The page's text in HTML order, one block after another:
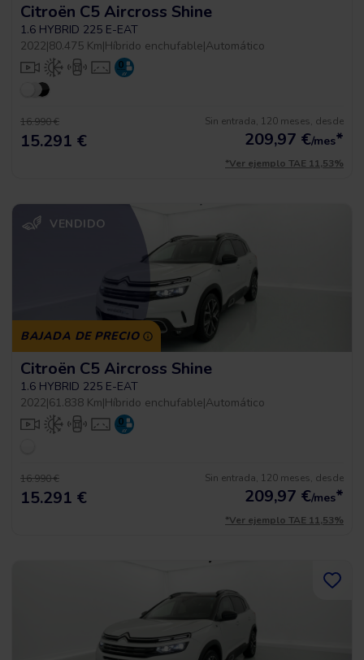
Citroën C5 Aircross Shine
1.6 HYBRID 225 E-EAT
2022|80.475 Km|Híbrido enchufable|Automático
16.990 €
15.291 €
Sin entrada, 120 meses, desde
209,97 €/mes*
*Ver ejemplo TAE 11,53%
VENDIDO
BAJADA DE PRECIO
Citroën C5 Aircross Shine
1.6 HYBRID 225 E-EAT
2022|61.838 Km|Híbrido enchufable|Automático
16.990 €
15.291 €
Sin entrada, 120 meses, desde
209,97 €/mes*
*Ver ejemplo TAE 11,53%